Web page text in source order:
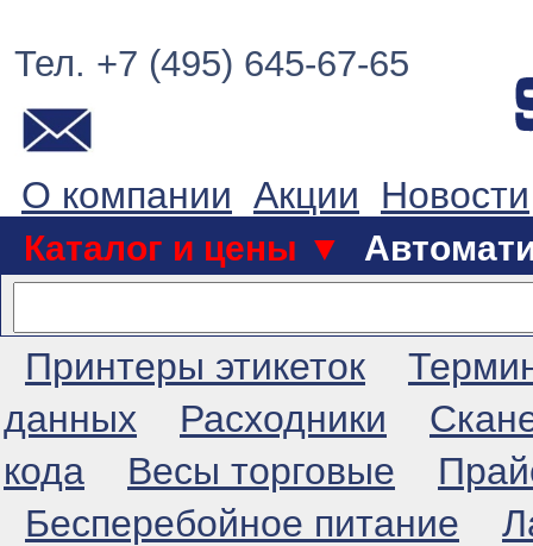
Тел. +7 (495) 645-67-65
О компании Акции Новости
Каталог и цены ▼
Принтеры этикеток
данных
Расходники
кода
Весы торговые
Бесперебойное питание